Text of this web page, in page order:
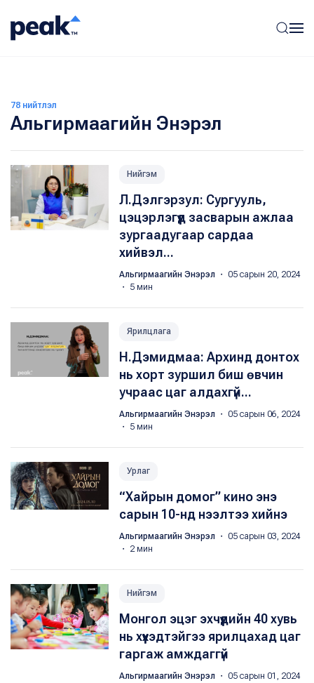
78 нийтлэл
Альгирмаагийн Энэрэл
Нийгэм
Л.Дэлгэрзул: Сургууль,
цэцэрлэгүүд засварын ажлаа
зургаадугаар сардаа
хийвэл...
Альгирмаагийн Энэрэл
・ 05 сарын 20, 2024
・ 5 мин
Ярилцлага
Н.Дэмидмаа: Архинд донтох
нь хорт зуршил биш өвчин
учраас цаг алдахгүй...
Альгирмаагийн Энэрэл
・ 05 сарын 06, 2024
・ 5 мин
Урлаг
“Хайрын домог” кино энэ
сарын 10-нд нээлтээ хийнэ
Альгирмаагийн Энэрэл
・ 05 сарын 03, 2024
・ 2 мин
Нийгэм
Монгол эцэг эхчүүдийн 40 хувь
нь хүүхэдтэйгээ ярилцахад цаг
гаргаж амждаггүй
Альгирмаагийн Энэрэл
・ 05 сарын 01, 2024